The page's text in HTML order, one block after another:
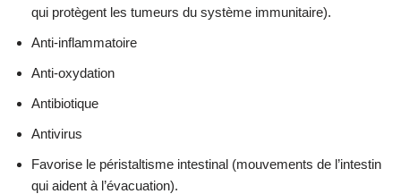
qui protègent les tumeurs du système immunitaire).
Anti-inflammatoire
Anti-oxydation
Antibiotique
Antivirus
Favorise le péristaltisme intestinal (mouvements de l’intestin
qui aident à l’évacuation).